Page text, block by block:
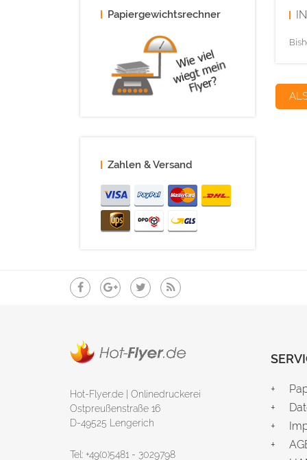
Papiergewichtsrechner
Zahlen & Versand
Hot-Flyer.de | Onlinedruckerei
Ostpreußenstraße 16
D-49525 Lengerich
Tel: +49(0)5481 - 3029798